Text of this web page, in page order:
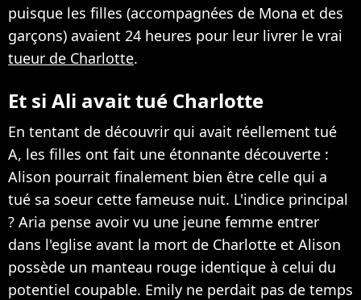
puisque les filles (accompagnées de Mona et des
garçons) avaient 24 heures pour leur livrer le vrai
tueur de Charlotte.
Et si Ali avait tué Charlotte
En tentant de découvrir qui avait réellement tué
A, les filles ont fait une étonnante découverte :
Alison pourrait finalement bien être celle qui a
tué sa soeur cette fameuse nuit. L'indice principal
? Aria pense avoir vu une jeune femme entrer
dans l'eglise avant la mort de Charlotte et Alison
possède un manteau rouge identique à celui du
potentiel coupable. Emily ne perdait pas de temps